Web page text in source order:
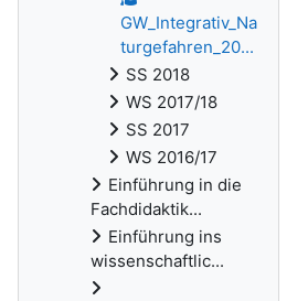
GW_Integrativ_Na
turgefahren_20...
SS 2018
WS 2017/18
SS 2017
WS 2016/17
Einführung in die
Fachdidaktik...
Einführung ins
wissenschaftlic...